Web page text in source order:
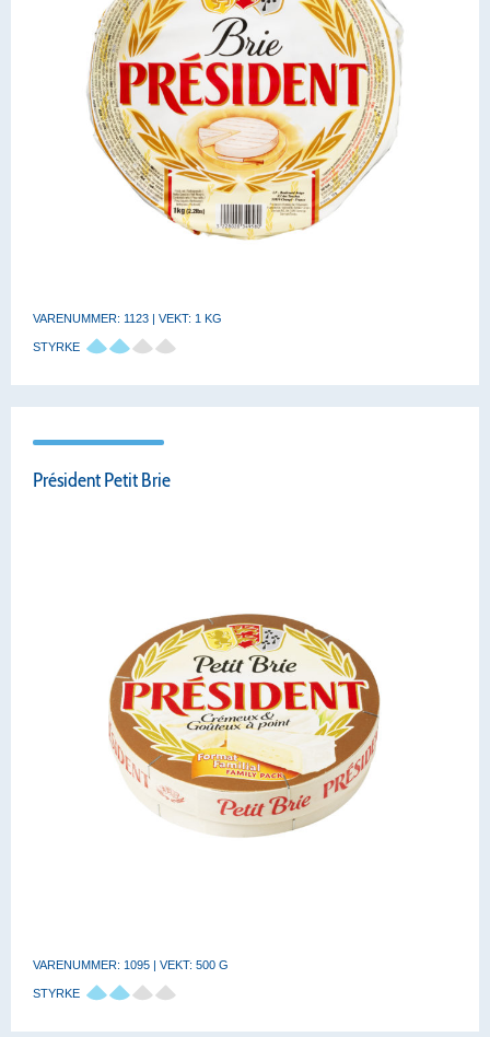
VARENUMMER: 1123 | VEKT: 1 KG
STYRKE
Président Petit Brie
VARENUMMER: 1095 | VEKT: 500 G
STYRKE